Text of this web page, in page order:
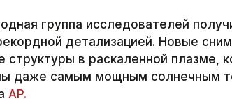
группа исследователей
детализацией. Новые
структуры в раскаленной плазме,
даже самым мощным солнечным
AP.